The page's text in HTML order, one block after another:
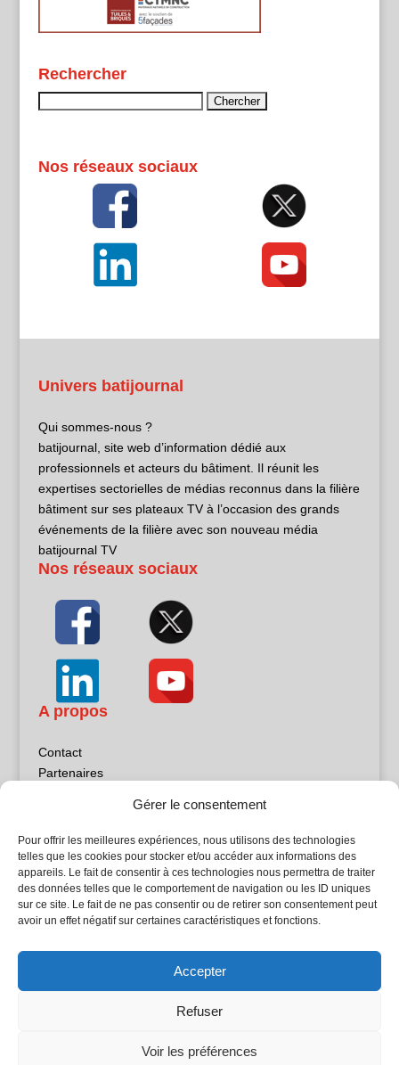
Gérer le consentement
Pour offrir les meilleures expériences, nous utilisons des technologies
telles que les cookies pour stocker et/ou accéder aux informations des
appareils. Le fait de consentir à ces technologies nous permettra de traiter
des données telles que le comportement de navigation ou les ID uniques
sur ce site. Le fait de ne pas consentir ou de retirer son consentement peut
avoir un effet négatif sur certaines caractéristiques et fonctions.
Accepter
Refuser
Voir les préférences
Rechercher
Nos réseaux sociaux
Univers batijournal
Qui sommes-nous ?
batijournal, site web d’information dédié aux
professionnels et acteurs du bâtiment. Il réunit les
expertises sectorielles de médias reconnus dans la filière
bâtiment sur ses plateaux TV à l’occasion des grands
événements de la filière avec son nouveau média
batijournal TV
Nos réseaux sociaux
A propos
Contact
Partenaires
Politique de confidentialité
Sites partenaires
5Façades
Atrium Patrimoine
L'Atelier Bois